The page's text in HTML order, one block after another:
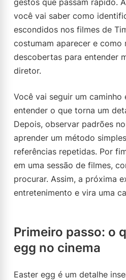
gestos que passam rápido.
você vai saber como
escondidos nos filmes de
costumam aparecer e como
descobertas para entender
diretor.
Você vai seguir um caminho
entender o que torna um
Depois, observar padrões
aprender um método
referências repetidas. Por
em uma sessão de filmes,
procurar. Assim, a próxima
entretenimento e vira uma
Primeiro passo: o
egg no cinema
Easter egg é um detalhe